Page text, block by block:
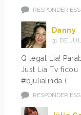
RESPONDER
Danny
31 DE
Q legal Lia!
Just Lia Tv ficou
#bjulialinda (:
RESPONDER